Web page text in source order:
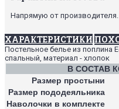
Напрямую от
ХАРАКТЕРИСТИКИ
Постельное белье из поплина
спальный, материал - хлопок
В СОСТАВ
Размер простыни
Размер пододеяльника
Наволочки в комплекте